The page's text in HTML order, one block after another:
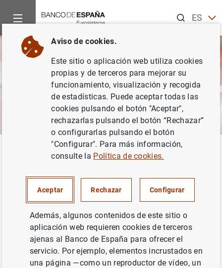
ESEN
Áreas de actuación Educación económica y financiera
financiera
El Banco de España desarrolla diversas iniciativas de
educación económica y financiera. Su objetivo es
fomentar la adquisición de hábitos financieros
Aviso de cookies.
Este sitio o aplicación web utiliza cookies
propias y de terceros para mejorar su
funcionamiento, visualización y recogida
de estadísticas. Puede aceptar todas las
cookies pulsando el botón "Aceptar",
rechazarlas pulsando el botón “Rechazar”
o configurarlas pulsando el botón
"Configurar". Para más información,
consulte la Política de cookies.
Aceptar Rechazar Configurar
Además, algunos contenidos de este sitio o
aplicación web requieren cookies de terceros
ajenas al Banco de España para ofrecer el
servicio. Por ejemplo, elementos incrustados en
una página —como un reproductor de vídeo, un